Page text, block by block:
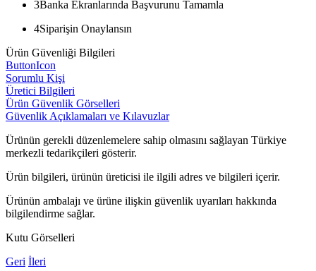
3Banka Ekranlarında Başvurunu Tamamla
4Siparişin Onaylansın
Ürün Güvenliği Bilgileri
ButtonIcon
Sorumlu Kişi
Üretici Bilgileri
Ürün Güvenlik Görselleri
Güvenlik Açıklamaları ve Kılavuzlar
Ürünün gerekli düzenlemelere sahip olmasını sağlayan Türkiye
merkezli tedarikçileri gösterir.
Ürün bilgileri, ürünün üreticisi ile ilgili adres ve bilgileri içerir.
Ürünün ambalajı ve ürüne ilişkin güvenlik uyarıları hakkında
bilgilendirme sağlar.
Kutu Görselleri
Geri İleri